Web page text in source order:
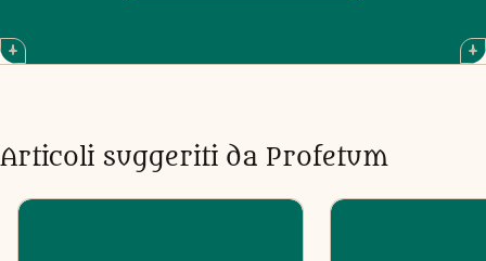
Articoli suggeriti da Profetum